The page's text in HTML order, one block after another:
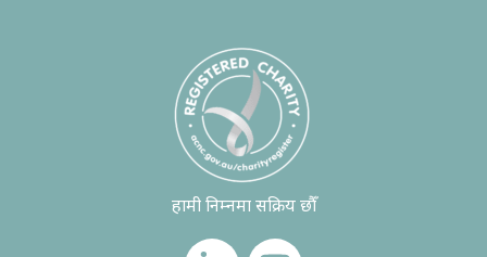
हामी निम्नमा सक्रिय छौँ